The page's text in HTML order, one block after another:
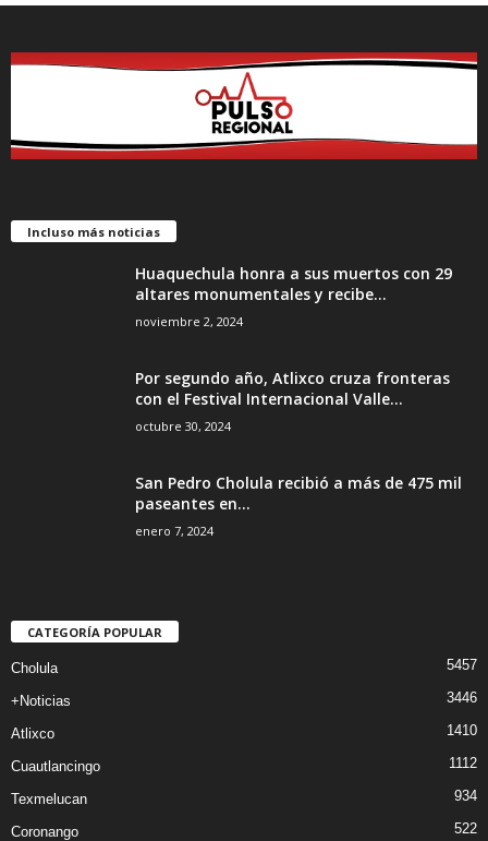
Incluso más noticias
Huaquechula honra a sus muertos con 29
altares monumentales y recibe...
noviembre 2, 2024
Por segundo año, Atlixco cruza fronteras
con el Festival Internacional Valle...
octubre 30, 2024
San Pedro Cholula recibió a más de 475 mil
paseantes en...
enero 7, 2024
CATEGORÍA POPULAR
Cholula 5457
+Noticias 3446
Atlixco 1410
Cuautlancingo 1112
Texmelucan 934
Coronango 522